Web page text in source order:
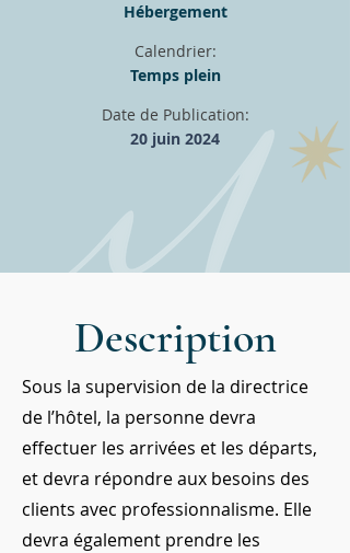
Hébergement
Calendrier:
Temps plein
Date de Publication:
20 juin 2024
Description
Sous la supervision de la directrice
de l’hôtel, la personne devra
effectuer les arrivées et les départs,
et devra répondre aux besoins des
clients avec professionnalisme. Elle
devra également prendre les